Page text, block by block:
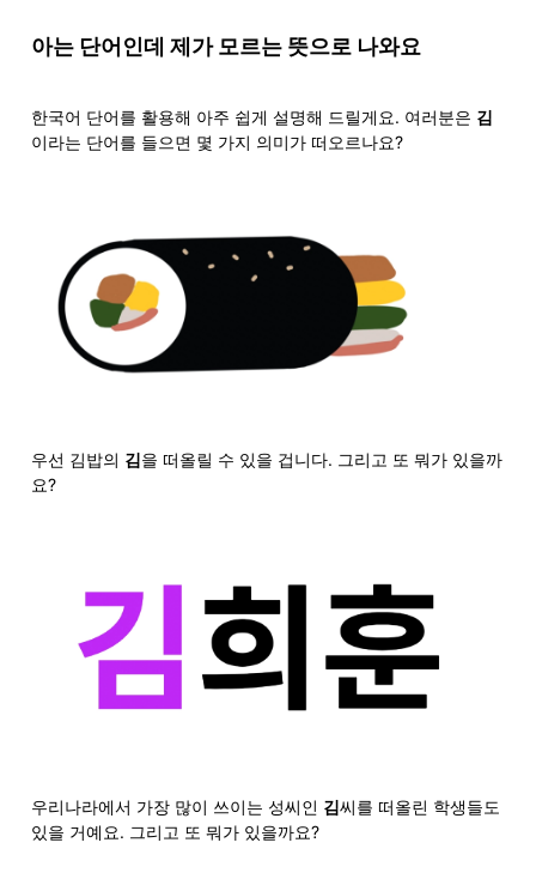
아는 단어인데 제가 모르는 뜻으로 나와요
한국어 단어를 활용해 아주 쉽게 설명해 드릴게요. 여러분은 김
이라는 단어를 들으면 몇 가지 의미가 떠오르나요?
우선 김밥의 김을 떠올릴 수 있을 겁니다. 그리고 또 뭐가 있을까
요?
우리나라에서 가장 많이 쓰이는 성씨인 김씨를 떠올린 학생들도
있을 거예요. 그리고 또 뭐가 있을까요?